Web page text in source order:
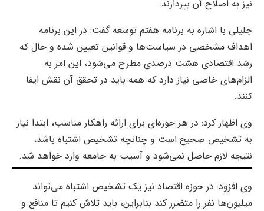
نیز به اصلاح آن بپردازند.
جلیلی با اشاره به برنامه هفتم توسعه گفت: در این برنامه
اهداف مشخصی در سیاست‌ها و قوانین تعیین شده و حال که
رشد اقتصادی هشت درصدی مطرح می‌شود، این امر به
الزام‌های خاصی نیاز دارد که همه باید در تحقق آن نقش ایفا
کنند.
وی اظهار کرد: در هر حوزه‌ای برای ارائه راهکار مناسب، ابتدا نیاز
به تشخیص صحیح است و چنانچه تشخیص اشتباه باشد،
نتیجه لازم حاصل نمی‌شود و آسیب به جامعه وارد خواهد شد.
وی افزود: در حوزه اقتصاد نیز یک تشخیص اشتباه می‌تواند
میلیون‌ها نفر را متضرر کند بنابراین، باید تلاش کنیم تا منافع و